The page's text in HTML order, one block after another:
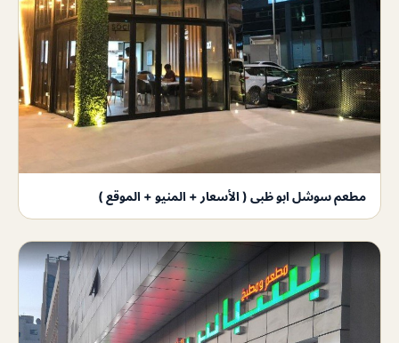
مطعم سوشل ابو ظبى ( الأسعار + المنيو + الموقع )